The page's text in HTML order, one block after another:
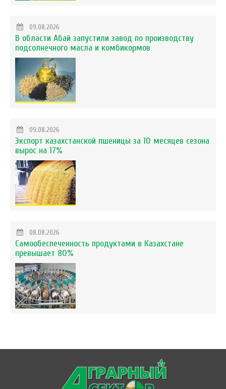
09.08.2026
В области Абай запустили завод по производству
подсолнечного масла и комбикормов
09.08.2026
Экспорт казахстанской пшеницы за 10 месяцев сезона
вырос на 17%
08.08.2026
Самообеспеченность продуктами в Казахстане
превышает 80%